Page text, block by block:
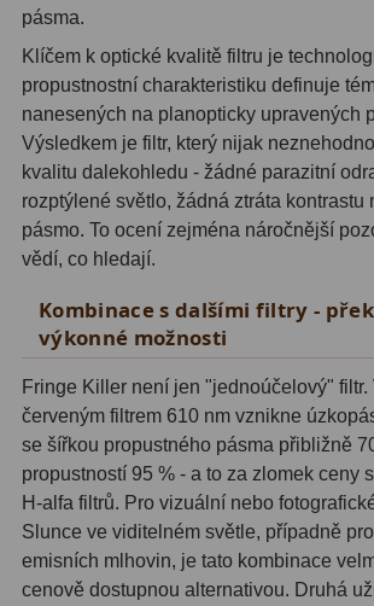
Adaptéry T2
Adaptéry M4833
Filtry L-RGB7
Filtry Pass6
Filtry Block10
Filtry CCD Hα, OIII 7
Filtrová kola a rámy16
Rovnače a reduktory
Zaostření11
ADC, Tilting14
Rotátory34
pásma.
Klíčem k optické kvalitě filtru je
propustnostní charakteristiku definuje
nanesených na planopticky upravených
Výsledkem je filtr, který nijak
kvalitu dalekohledu - žádné parazitní
rozptýlené světlo, žádná ztráta kontrastu
pásmo. To ocení zejména náročnější
vědí, co hledají.
Kombinace s dalšími filtry -
výkonné možnosti
Fringe Killer není jen "jednoúčelový" filtr.
červeným filtrem 610 nm vznikne
se šířkou propustného pásma přibližně
propustností 95 % - a to za zlomek ceny
H-alfa filtrů. Pro vizuální nebo
Slunce ve viditelném světle, případně
emisních mlhovin, je tato kombinace
cenově dostupnou alternativou. Druhá